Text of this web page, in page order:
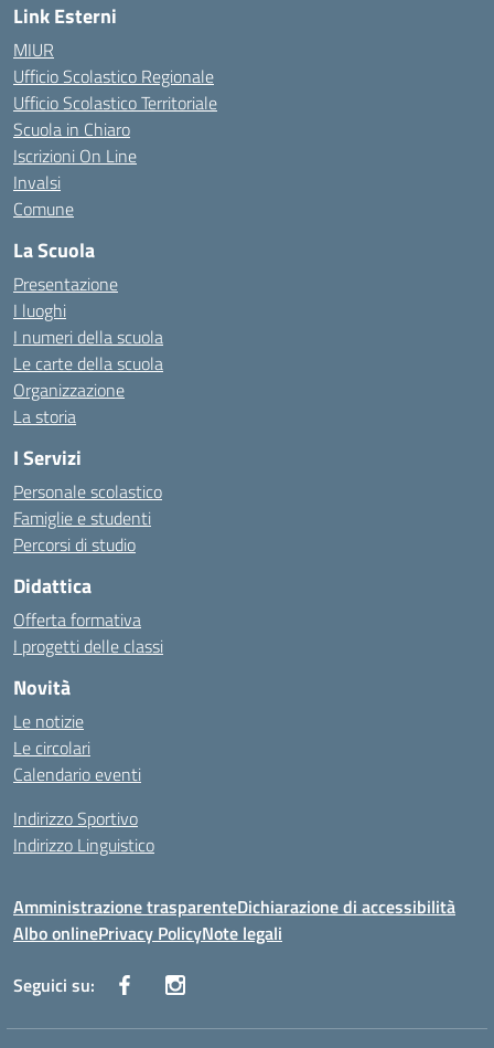
Link Esterni
MIUR
Ufficio Scolastico Regionale
Ufficio Scolastico Territoriale
Scuola in Chiaro
Iscrizioni On Line
Invalsi
Comune
La Scuola
Presentazione
I luoghi
I numeri della scuola
Le carte della scuola
Organizzazione
La storia
I Servizi
Personale scolastico
Famiglie e studenti
Percorsi di studio
Didattica
Offerta formativa
I progetti delle classi
Novità
Le notizie
Le circolari
Calendario eventi
Indirizzo Sportivo
Indirizzo Linguistico
Amministrazione trasparenteDichiarazione di accessibilità
Albo onlinePrivacy PolicyNote legali
Seguici su: